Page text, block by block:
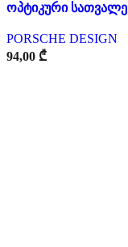
ოპტიკური სათვალე
PORSCHE DESIGN
94,00 ₾